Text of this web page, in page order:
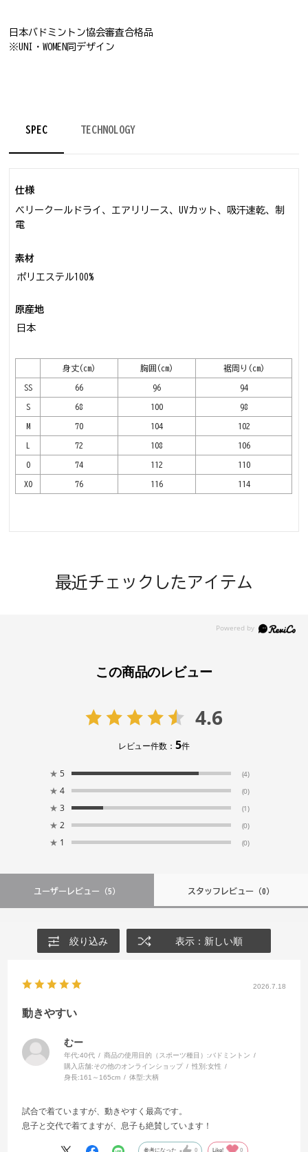
日本バドミントン協会審査合格品
※UNI・WOMEN同デザイン
SPEC TECHNOLOGY
仕様
ベリークールドライ、エアリリース、UVカット、吸汗速乾、制
電
素材
ポリエステル100%
原産地
日本
身丈(cm) 胸囲(cm) 裾周り(cm)
SS 66 96 94
S 68 100 98
M 70 104 102
L 72 108 106
O 74 112 110
XO 76 116 114
最近チェックしたアイテム
この商品のレビュー
4.6
レビュー件数：5件
★ 5 (4)
★ 4 (0)
★ 3 (1)
★ 2 (0)
★ 1 (0)
ユーザーレビュー （5） スタッフレビュー（0）
絞り込み 表示：新しい順
2026.7.18
動きやすい
むー
年代:40代 商品の使用目的（スポーツ種目）:バドミントン
購入店舗:その他のオンラインショップ 性別:女性
身長:161～165cm 体型:大柄
試合で着ていますが、動きやすく最高です。
息子と交代で着てますが、息子も絶賛しています！
参考になった 0 Like! 0